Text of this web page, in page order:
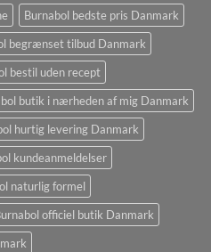
Burnabol bedste pris Danmark
begrænset tilbud Danmark
bestil uden recept
butik i nærheden af ​​mig Danmark
hurtig levering Danmark
kundeanmeldelser
naturlig formel
officiel butik Danmark